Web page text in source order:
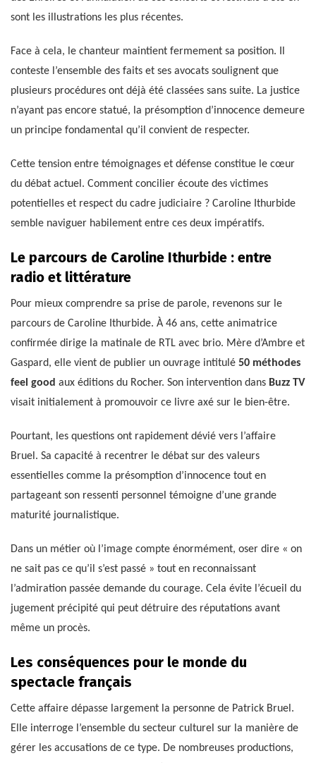
sont les illustrations les plus récentes.
Face à cela, le chanteur maintient fermement sa position. Il
conteste l’ensemble des faits et ses avocats soulignent que
plusieurs procédures ont déjà été classées sans suite. La justice
n’ayant pas encore statué, la présomption d’innocence demeure
un principe fondamental qu’il convient de respecter.
Cette tension entre témoignages et défense constitue le cœur
du débat actuel. Comment concilier écoute des victimes
potentielles et respect du cadre judiciaire ? Caroline Ithurbide
semble naviguer habilement entre ces deux impératifs.
Le parcours de Caroline Ithurbide : entre
radio et littérature
Pour mieux comprendre sa prise de parole, revenons sur le
parcours de Caroline Ithurbide. À 46 ans, cette animatrice
confirmée dirige la matinale de RTL avec brio. Mère d’Ambre et
Gaspard, elle vient de publier un ouvrage intitulé 50 méthodes
feel good aux éditions du Rocher. Son intervention dans Buzz TV
visait initialement à promouvoir ce livre axé sur le bien-être.
Pourtant, les questions ont rapidement dévié vers l’affaire
Bruel. Sa capacité à recentrer le débat sur des valeurs
essentielles comme la présomption d’innocence tout en
partageant son ressenti personnel témoigne d’une grande
maturité journalistique.
Dans un métier où l’image compte énormément, oser dire « on
ne sait pas ce qu’il s’est passé » tout en reconnaissant
l’admiration passée demande du courage. Cela évite l’écueil du
jugement précipité qui peut détruire des réputations avant
même un procès.
Les conséquences pour le monde du
spectacle français
Cette affaire dépasse largement la personne de Patrick Bruel.
Elle interroge l’ensemble du secteur culturel sur la manière de
gérer les accusations de ce type. De nombreuses productions,